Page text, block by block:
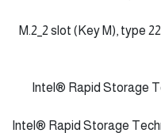
M.2_2 slot (Key M), type
* Intel® Rapid Storage
** Intel® Rapid Storage